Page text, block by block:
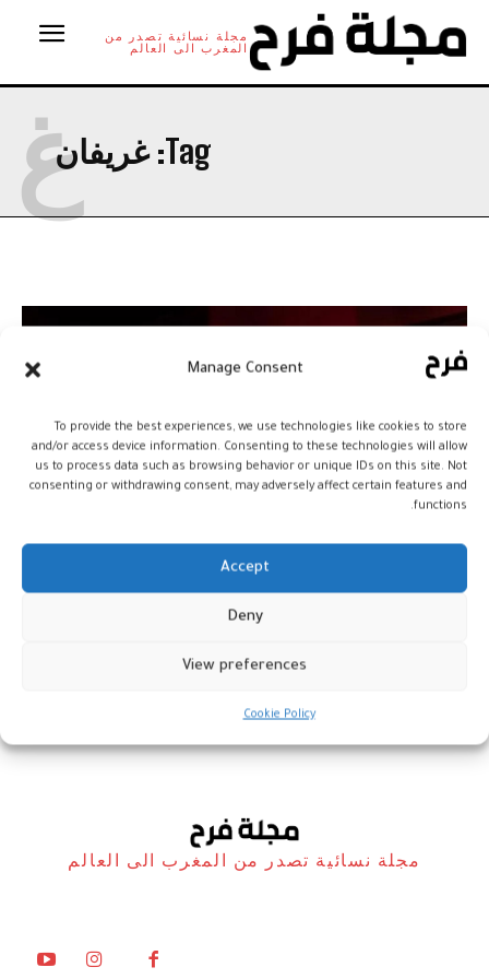
Manage Consent
To provide the best experiences, we use technologies like cookies to store
and/or access device information. Consenting to these technologies will allow
us to process data such as browsing behavior or unique IDs on this site. Not
consenting or withdrawing consent, may adversely affect certain features and
functions.
Accept
Deny
View preferences
Cookie Policy
مجلة نسائية تصدر من
المغرب الى العالم
Tag: غريفانغ
إزالة تمثال الشمع الخاص بجيرار
مجلة نسائية تصدر من المغرب الى العالم